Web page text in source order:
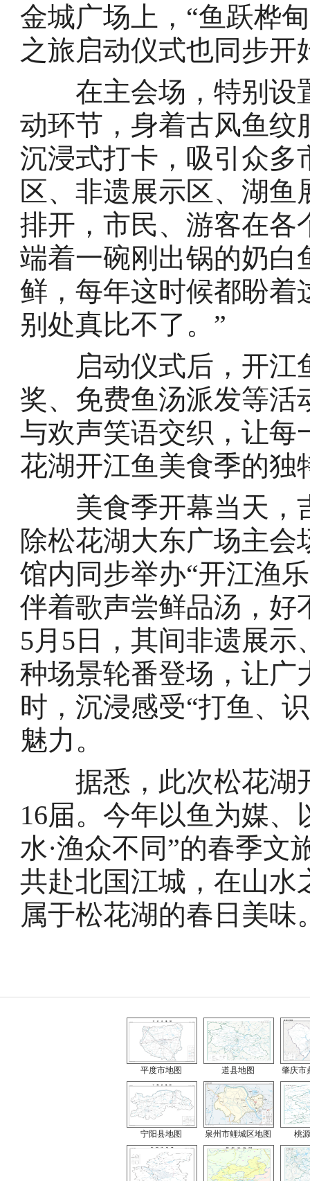
金城广场上，“鱼跃桦
之旅启动仪式也同步开
在主会场，特别设置
动环节，身着古风鱼纹
沉浸式打卡，吸引众多
区、非遗展示区、湖
排开，市民、游客在各
端着一碗刚出锅的奶白
鲜，每年这时候都盼着
别处真比不了。”
启动仪式后，开江
奖、免费鱼汤派发等活
与欢声笑语交织，让每
花湖开江鱼美食季的独
美食季开幕当天，
除松花湖大东广场主
馆内同步举办“开江渔
伴着歌声尝鲜品汤，好
5月5日，其间非遗展
种场景轮番登场，让广
时，沉浸感受“打鱼、
魅力。
据悉，此次松花湖
16届。今年以鱼为媒
水·渔众不同”的春季文
共赴北国江城，在山水
属于松花湖的春日美
平度市地图 道县地图 肇庆市
宁阳县地图 泉州市鲤城区地图 桃